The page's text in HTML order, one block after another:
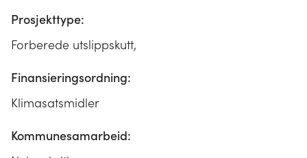
Prosjekttype:
Forberede utslippskutt,
Finansieringsordning:
Klimasatsmidler
Kommunesamarbeid: